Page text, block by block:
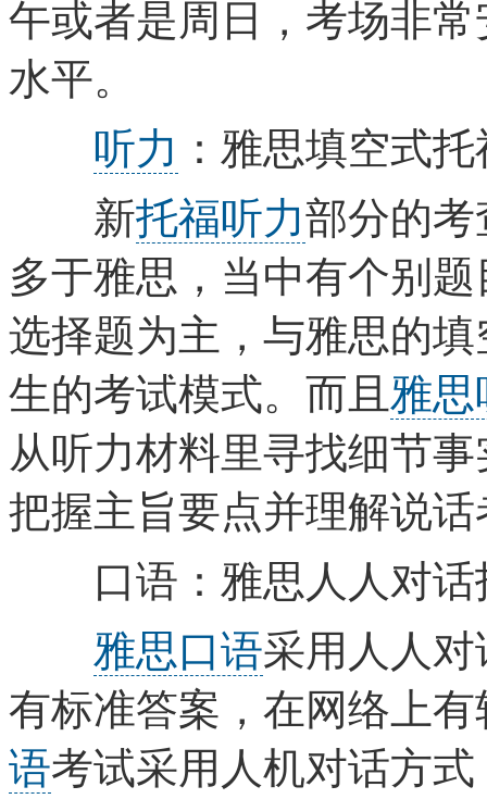
午或者是周日，考场非
水平。
听力 ：雅思填空式
新托福听力部分的
多于雅思，当中有个别
选择题为主，与雅思的
生的考试模式。而且 雅思
从听力材料里寻找细节
把握主旨要点并理解说
口语：雅思人人对话
雅思口语采用人人
有标准答案，在网络上有
语考试采用人机对话方